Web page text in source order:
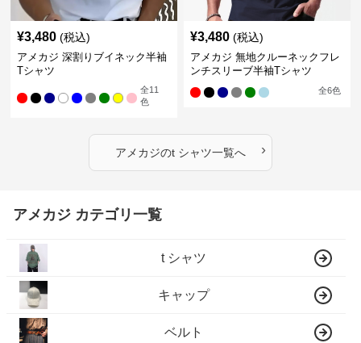
¥3,480 (税込)
アメカジ 深割りブイネック半袖
Tシャツ
全11
色
¥3,480 (税込)
アメカジ 無地クルーネックフレ
ンチスリーブ半袖Tシャツ
全6色
アメカジのt シャツ一覧へ ›
アメカジ カテゴリ一覧
t シャツ
キャップ
ベルト